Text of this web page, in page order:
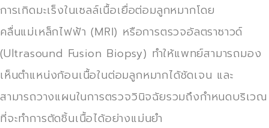
การเกิดมะเร็งในเซลล์เนื้อเยื่อต่อมลูกหมากโดย
คลื่นแม่เหล็กไฟฟ้า (MRI) หรือการตรวจอัลตราซาวด์
(Ultrasound Fusion Biopsy) ทำให้แพทย์สามารถมอง
เห็นตำแหน่งก้อนเนื้อในต่อมลูกหมากได้ชัดเจน และ
สามารถวางแผนในการตรวจวินิจฉัยรวมถึงกำหนดบริเวณ
ที่จะทำการตัดชิ้นเนื้อได้อย่างแม่นยำ